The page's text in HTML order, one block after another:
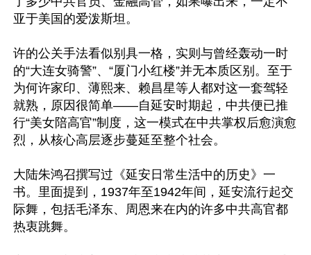
亚于美国的爱泼斯坦。
许的公关手法看似别具一格，实则与曾经轰动一时
的“大连女骑警”、“厦门小红楼”并无本质区别。至于
为何许家印、薄熙来、赖昌星等人都对这一套驾轻
就熟，原因很简单——自延安时期起，中共便已推
行“美女陪高官”制度，这一模式在中共掌权后愈演愈
烈，从核心高层逐步蔓延至整个社会。
大陆朱鸿召撰写过《延安日常生活中的历史》一
书。里面提到，1937年至1942年间，延安流行起交
际舞，包括毛泽东、周恩来在内的许多中共高官都
热衷跳舞。